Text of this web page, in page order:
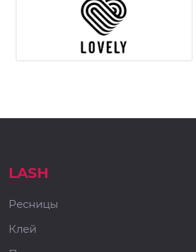
LASH
Ресницы
Клей